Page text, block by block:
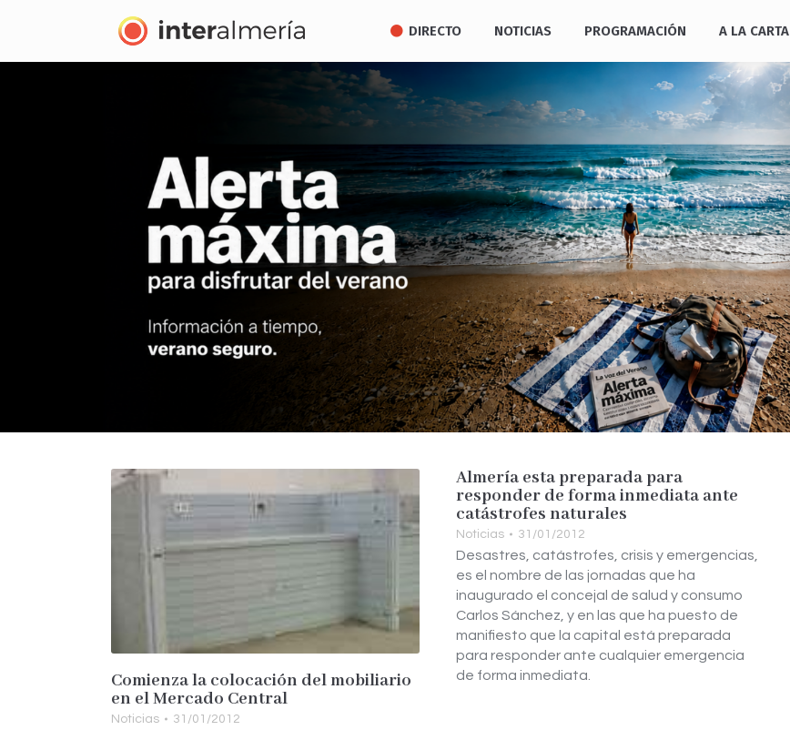
DIRECTO NOTICIAS PROGRAMACIÓN A LA CARTA
Comienza la colocación del mobiliario
en el Mercado Central
Noticias 31/01/2012
Almería esta preparada para
responder de forma inmediata ante
catástrofes naturales
Noticias 31/01/2012
Desastres, catástrofes, crisis y emergencias,
es el nombre de las jornadas que ha
inaugurado el concejal de salud y consumo
Carlos Sánchez, y en las que ha puesto de
manifiesto que la capital está preparada
para responder ante cualquier emergencia
de forma inmediata.